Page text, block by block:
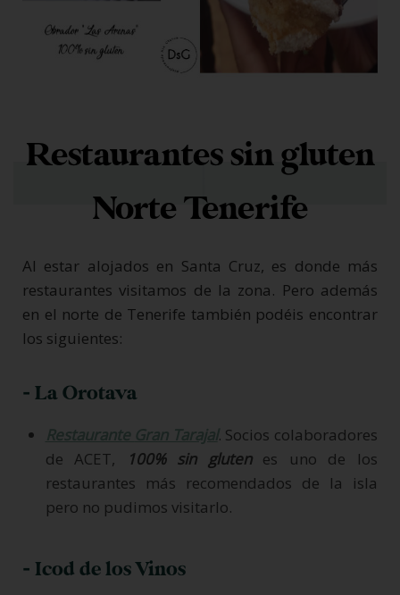
Restaurantes sin gluten
Norte Tenerife
Al estar alojados en Santa Cruz, es donde más
restaurantes visitamos de la zona. Pero además
en el norte de Tenerife también podéis encontrar
los siguientes:
- La Orotava
Restaurante Gran Tarajal. Socios colaboradores
de ACET,
100% sin glutenes uno de los
restaurantes más recomendados de la isla
pero no pudimos visitarlo.
- Icod de los Vinos